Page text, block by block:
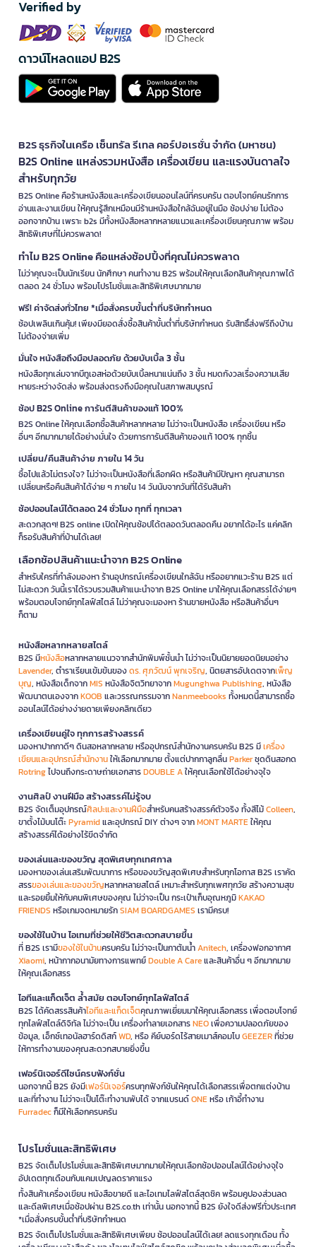
Verified by
ดาวน์โหลดแอป B2S
B2S ธุรกิจในเครือ เซ็นทรัล รีเทล คอร์ปอเรชั่น จำกัด (มหาชน)
B2S Online แหล่งรวมหนังสือ เครื่องเขียน และแรงบันดาลใจ
สำหรับทุกวัย
B2S Online คือร้านหนังสือและเครื่องเขียนออนไลน์ที่ครบครัน ตอบโจทย์คนรักการ
อ่านและงานเขียน ให้คุณรู้สึกเหมือนมีร้านหนังสือใกล้ฉันอยู่ในมือ ช้อปง่าย ไม่ต้อง
ออกจากบ้าน เพราะ b2s มีทั้งหนังสือหลากหลายแนวและเครื่องเขียนคุณภาพ พร้อม
สิทธิพิเศษที่ไม่ควรพลาด!
ทำไม B2S Online คือแหล่งช้อปปิ้งที่คุณไม่ควรพลาด
ไม่ว่าคุณจะเป็นนักเรียน นักศึกษา คนทำงาน B2S พร้อมให้คุณเลือกสินค้าคุณภาพได้
ตลอด 24 ชั่วโมง พร้อมโปรโมชั่นและสิทธิพิเศษมากมาย
ฟรี! ค่าจัดส่งทั่วไทย *เมื่อสั่งครบขั้นต่ำที่บริษัทกำหนด
ช้อปเพลินเกินคุ้ม! เพียงมียอดสั่งซื้อสินค้าขั้นต่ำที่บริษัทกำหนด รับสิทธิ์ส่งฟรีถึงบ้าน
ไม่ต้องจ่ายเพิ่ม
มั่นใจ หนังสือถึงมือปลอดภัย ด้วยบับเบิ้ล 3 ชั้น
หนังสือทุกเล่มจากบีทูเอสห่อด้วยบับเบิ้ลหนาแน่นถึง 3 ชั้น หมดกังวลเรื่องความเสีย
หายระหว่างจัดส่ง พร้อมส่งตรงถึงมือคุณในสภาพสมบูรณ์
ช้อป B2S Online การันตีสินค้าของแท้ 100%
B2S Online ให้คุณเลือกซื้อสินค้าหลากหลาย ไม่ว่าจะเป็นหนังสือ เครื่องเขียน หรือ
อื่นๆ อีกมากมายได้อย่างมั่นใจ ด้วยการการันตีสินค้าของแท้ 100% ทุกชิ้น
เปลี่ยน/คืนสินค้าง่าย ภายใน 14 วัน
ซื้อไปแล้วไม่ตรงใจ? ไม่ว่าจะเป็นหนังสือที่เลือกผิด หรือสินค้ามีปัญหา คุณสามารถ
เปลี่ยนหรือคืนสินค้าได้ง่าย ๆ ภายใน 14 วันนับจากวันที่ได้รับสินค้า
ช้อปออนไลน์ได้ตลอด 24 ชั่วโมง ทุกที่ ทุกเวลา
สะดวกสุดๆ! B2S online เปิดให้คุณช้อปได้ตลอดวันตลอดคืน อยากได้อะไร แค่คลิก
ก็รอรับสินค้าที่บ้านได้เลย!
เลือกช้อปสินค้าแนะนำจาก B2S Online
สำหรับใครที่กำลังมองหา ร้านอุปกรณ์เครื่องเขียนใกล้ฉัน หรืออยากแวะร้าน B2S แต่
ไม่สะดวก วันนี้เราได้รวบรวมสินค้าแนะนำจาก B2S Online มาให้คุณเลือกสรรได้ง่ายๆ
พร้อมตอบโจทย์ทุกไลฟ์สไตล์ ไม่ว่าคุณจะมองหา ร้านขายหนังสือ หรือสินค้าอื่นๆ
ก็ตาม
หนังสือหลากหลายสไตล์
B2S มีหนังสือหลากหลายแนวจากสำนักพิมพ์ชั้นนำ ไม่ว่าจะเป็นนิยายยอดนิยมอย่าง
Lavender, ตำราเรียนเข้มข้นของดร. ศุภวัฒน์ พุกเจริญ, นิตยสารอัปเดตจากเพ็ญ
บุญ, หนังสือเด็กจากMIS หนังสือจิตวิทยาจากMugunghwa Publishing, หนังสือ
พัฒนาตนเองจากKOOB และวรรณกรรมจากNanmeebooks ทั้งหมดนี้สามารถซื้อ
ออนไลน์ได้อย่างง่ายดายเพียงคลิกเดียว
เครื่องเขียนคู่ใจ ทุกการสร้างสรรค์
มองหาปากกาดีๆ ดินสอหลากหลาย หรืออุปกรณ์สำนักงานครบครัน B2S มีเครื่อง
เขียนและอุปกรณ์สำนักงานให้เลือกมากมาย ตั้งแต่ปากกาลูกลื่นParkerชุดดินสอกด
Rotringไปจนถึงกระดาษถ่ายเอกสารDOUBLE Aให้คุณเลือกใช้ได้อย่างจุใจ
งานศิลป์ งานฝีมือ สร้างสรรค์ไม่รู้จบ
B2S จัดเต็มอุปกรณ์ศิลปะและงานฝีมือสำหรับคนสร้างสรรค์ตัวจริง ทั้งสีไม้Colleen,
ขาตั้งไม้บนโต๊ะPyramidและอุปกรณ์ DIY ต่างๆ จากMONT MARTEให้คุณ
สร้างสรรค์ได้อย่างไร้ขีดจำกัด
ของเล่นและของขวัญ สุดพิเศษทุกเทศกาล
มองหาของเล่นเสริมพัฒนาการ หรือของขวัญสุดพิเศษสำหรับทุกโอกาส B2S เราคัด
สรรของเล่นและของขวัญหลากหลายสไตล์ เหมาะสำหรับทุกเพศทุกวัย สร้างความสุข
และรอยยิ้มให้กับคนพิเศษของคุณ ไม่ว่าจะเป็น กระเป๋าเก็บอุณหภูมิKAKAO
FRIENDS หรือเกมจดหมายรักSIAM BOARDGAMES เรามีครบ!
ของใช้ในบ้าน ไอเทมที่ช่วยให้ชีวิตสะดวกสบายขึ้น
ที่ B2S เรามีของใช้ในบ้านครบครัน ไม่ว่าจะเป็นกาต้มน้ำAnitech, เครื่องฟอกอากาศ
Xiaomi, หน้ากากอนามัยทางการแพทย์Double A Careและสินค้าอื่น ๆ อีกมากมาย
ให้คุณเลือกสรร
ไอทีและแก็ดเจ็ต ล้ำสมัย ตอบโจทย์ทุกไลฟ์สไตล์
B2S ได้คัดสรรสินค้าไอทีและแก็ดเจ็ตคุณภาพเยี่ยมมาให้คุณเลือกสรร เพื่อตอบโจทย์
ทุกไลฟ์สไตล์ดิจิทัล ไม่ว่าจะเป็น เครื่องทำลายเอกสารNEOเพื่อความปลอดภัยของ
ข้อมูล, เอ็กซ์เทอนัลฮาร์ดดิสก์WD, หรือ คีย์บอร์ดไร้สายเมาส์คอมโบGEEZERที่ช่วย
ให้การทำงานของคุณสะดวกสบายยิ่งขึ้น
เฟอร์นิเจอร์ดีไซน์ครบฟังก์ชั่น
นอกจากนี้ B2S ยังมีเฟอร์นิเจอร์ครบทุกฟังก์ชันให้คุณได้เลือกสรรเพื่อตกแต่งบ้าน
และที่ทำงาน ไม่ว่าจะเป็นโต๊ะทำงานพับได้ จากแบรนด์ONEหรือ เก้าอี้ทำงาน
Furradecก็มีให้เลือกครบครัน
โปรโมชั่นและสิทธิพิเศษ
B2S จัดเต็มโปรโมชั่นและสิทธิพิเศษมากมายให้คุณเลือกช้อปออนไลน์ได้อย่างจุใจ
อัปเดตทุกเดือนกับแคมเปญลดราคาแรง
ทั้งสินค้าเครื่องเขียน หนังสือขายดี และไอเทมไลฟ์สไตล์สุดชิค พร้อมคูปองส่วนลด
และดีลพิเศษเมื่อช้อปผ่าน B2S.co.th เท่านั้น นอกจากนี้ B2S ยังใจดีส่งฟรีทั่วประเทศ
*เมื่อสั่งครบขั้นต่ำที่บริษัทกำหนด
B2S จัดเต็มโปรโมชั่นและสิทธิพิเศษเพียบ ช้อปออนไลน์ได้เลย! ลดแรงทุกเดือน ทั้ง